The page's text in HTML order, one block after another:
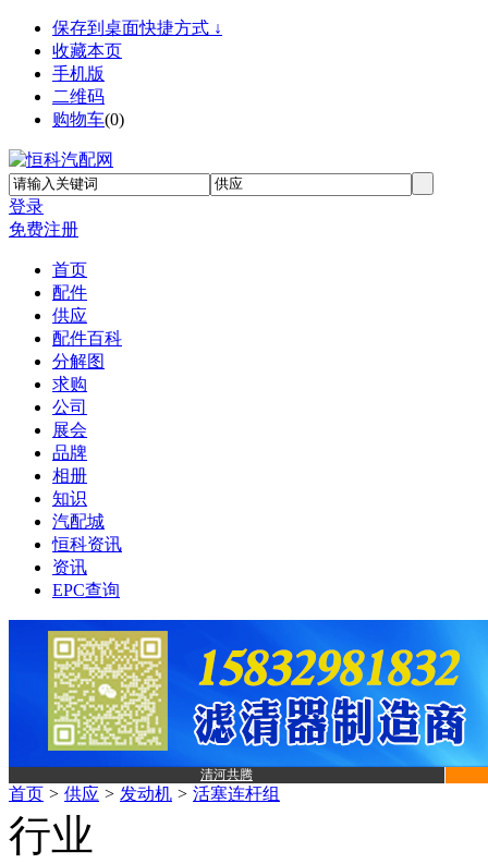
保存到桌面快捷方式 ↓
收藏本页
手机版
二维码
购物车(0)
登录
免费注册
首页
配件
供应
配件百科
分解图
求购
公司
展会
品牌
相册
知识
汽配城
恒科资讯
资讯
EPC查询
清河共腾
首页 > 供应 > 发动机 > 活塞连杆组
行业